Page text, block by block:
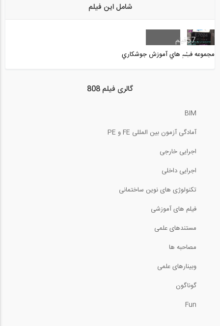
10:46
نکات جوشکاری با الکترود 7018 فرآیند...
بیش از دو ساعت بازدید مجازی در رابطه با...
7:17
21:28
شامل این فیلم
مجموعه فيلم هاي آموزش جوشكاري
57فیلم
گالری فیلم 808
BIM
آمادگی آزمون بین المللی FE و PE
اجرایی خارجی
اجرایی داخلی
تکنولوژی های نوین ساختمانی
فیلم های آموزشی
مستندهای علمی
مصاحبه ها
وبینارهای علمی
گوناگون
Fun